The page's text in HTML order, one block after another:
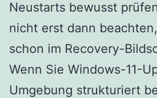
Neustarts bewusst
nicht erst dann
schon im Recovery-
Wenn Sie Windows-11-
Umgebung strukturiert